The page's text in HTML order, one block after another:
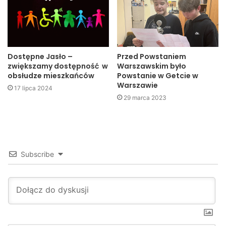
Wskutek wypadku do szpitala trafiły trzy osoby – kierujący
pojazdami oraz pasażer volkswagena.
Dostępne Jasło –
zwiększamy dostępność w
obsłudze mieszkańców
17 lipca 2024
Przed Powstaniem
Warszawskim było
Powstanie w Getcie w
Warszawie
29 marca 2023
Subscribe